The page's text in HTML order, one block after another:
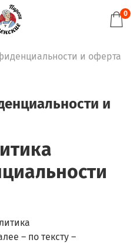
0
и оферта
и
– по тексту –